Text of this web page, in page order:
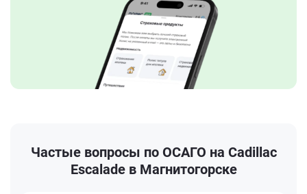
Частые вопросы по ОСАГО на Cadillac
Escalade в Магнитогорске